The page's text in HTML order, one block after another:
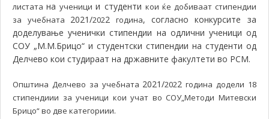
листатанаучениции студенти кои ќе добиваат стипендии
за учебната 2021/2022 година, согласно конкурсите за
доделување ученички стипендии на одлични ученици од
СОУ „М.М.Брицо“ и студентски стипендии на студенти од
Делчево кои студираат на државните факултети во РСМ.
Општина Делчево за учебната 2021/2022 година додели 18
стипендиии за ученици кои учат во СОУ„Методи Митевски
Брицо“ во две категориии.